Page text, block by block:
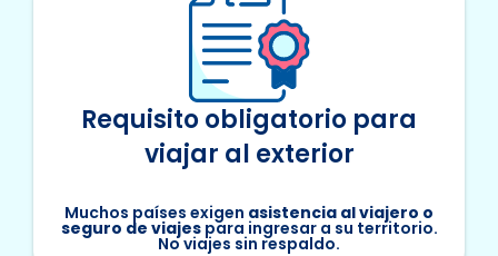
Requisito obligatorio para
viajar al exterior
Muchos países exigen asistencia al viajero o
seguro de viajespara ingresar a su territorio.
No viajes sin respaldo.